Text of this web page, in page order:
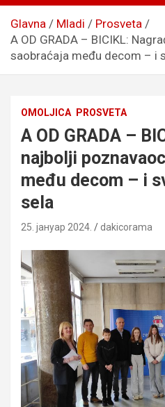
Glavna Mladi
Prosveta
A OD GRADA – BICIKL:
saobraćaja među decom – i
OMOLJICA PROSVETA
A OD GRADA –
najbolji
među decom – i
sela
25. јануар 2024. dakicorama